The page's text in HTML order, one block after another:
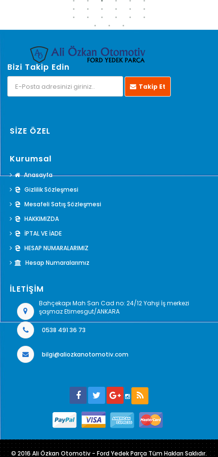
Bizi Takip Edin
Takip Et
SİZE ÖZEL
Kurumsal
Anasayfa
Gizlilik Sözleşmesi
Mesafeli Satış Sözleşmesi
HAKKIMIZDA
İPTAL VE İADE
HESAP NUMARALARIMIZ
Hesap Numaralarımız
İLETİŞİM
Bahçekapı Mah San Cad no: 24/12 Yahşi İş merkezi
şaşmaz Etimesgut/ANKARA
0538 491 36 73
bilgi@aliozkanotomotiv.com
© 2016 Ali Özkan Otomotiv - Ford Yedek Parça Tüm Hakları Saklıdır.